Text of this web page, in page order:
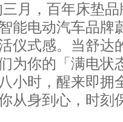
月，百年床垫
能电动汽车品牌
仪式感。当舒达
为你的「满电状
小时，醒来即拥
从身到心，时刻